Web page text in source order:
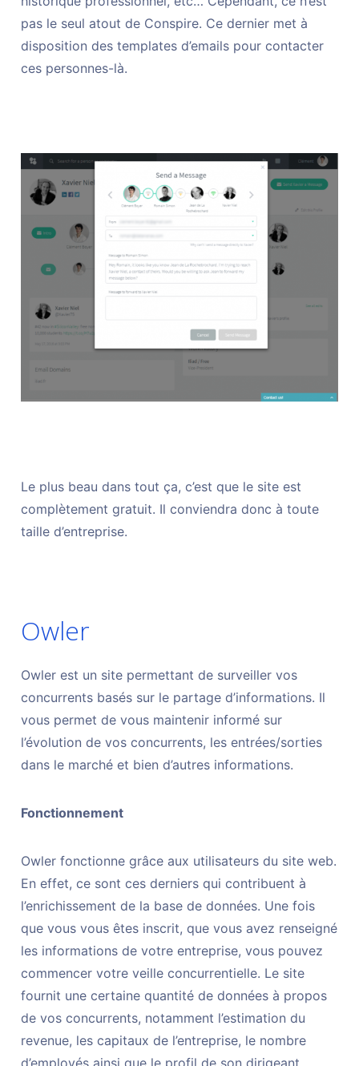
pas le seul atout de Conspire. Ce dernier met à
disposition des templates d’emails pour contacter
ces personnes-là.
Le plus beau dans tout ça, c’est que le site est
complètement gratuit. Il conviendra donc à toute
taille d’entreprise.
Owler
Owler est un site permettant de surveiller vos
concurrents basés sur le partage d’informations. Il
vous permet de vous maintenir informé sur
l’évolution de vos concurrents, les entrées/sorties
dans le marché et bien d’autres informations.
Fonctionnement
Owler fonctionne grâce aux utilisateurs du site web.
En effet, ce sont ces derniers qui contribuent à
l’enrichissement de la base de données. Une fois
que vous vous êtes inscrit, que vous avez renseigné
les informations de votre entreprise, vous pouvez
commencer votre veille concurrentielle. Le site
fournit une certaine quantité de données à propos
de vos concurrents, notamment l’estimation du
revenue, les capitaux de l’entreprise, le nombre
d’employés ainsi que le profil de son dirigeant.